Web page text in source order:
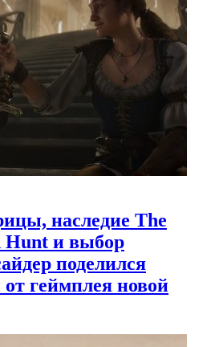
наследие The
и выбор
поделился
геймплея новой